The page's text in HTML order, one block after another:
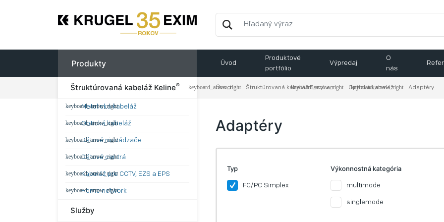
Produkty Úvod
Produktové
portfólio
Výpredaj
O
nás
Štruktúrovaná kabeláž Keline®
Metalická kabeláž
Optická kabeláž
Dátové rozvádzače
Dátové centrá
Kabeláž pre CCTV, EZS a EPS
Home network
Služby
Úvod Štruktúrovaná kabeláž EasyLan Optická kabeláž Adaptéry
Adaptéry
Typ
FC/PC Simplex
Výkonnostná kategória
multimode
singlemode